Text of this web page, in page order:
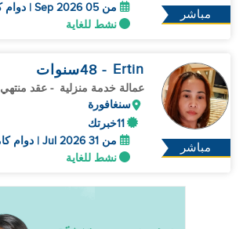
مباشر
من 05 Sep 2026 | دوام كامل
نشط للغاية
مباشر
Ertin
- 48 سنوات
عمالة خدمة منزلية - عقد منتهي
سنغافورة
11خبرتك
من 31 Jul 2026 | دوام كامل
نشط للغاية